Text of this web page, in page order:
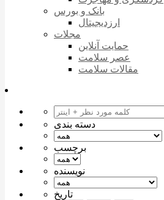
بانک و بورس
ارزدیجیتال
مجلات
حمایت آنلاین
عصر سلامت
مقالات سلامت
دسته بندی
برچسب
نویسنده
تاریخ